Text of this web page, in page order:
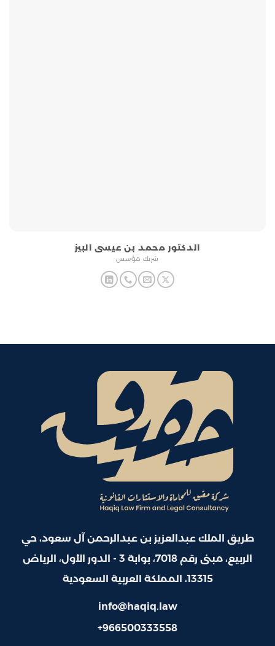
اﻟﺪﻛﺘﻮر ﻣﺤﻤﺪ ﺑﻦ ﻋﻴﺴﻰ اﻟﺒﻴﺰ
ﺷﺮﻳﻚ ﻣﺆﺳﺲ
طريق الملك عبدالعزيز بن عبدالرحمن آل سعود، حي
الربيع، مبنى رقم 7018، بوابة 3 - الدور الأول، الرياض
13315، المملكة العربية السعودية
info@haqiq.law
+966500333558